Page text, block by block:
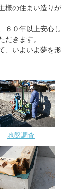
様の住まい造りが
６０年以上安心し
きます。
、いよいよ夢を形
地盤調査